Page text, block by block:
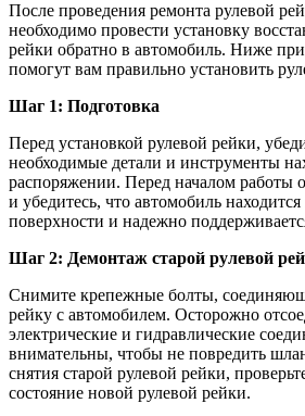
После проведения ремонта рулевой
необходимо провести установку
рейки обратно в автомобиль. Ниже
помогут вам правильно установить
Шаг 1: Подготовка
Перед установкой рулевой рейки,
необходимые детали и инструменты
распоряжении. Перед началом работы
и убедитесь, что автомобиль
поверхности и надежно
Шаг 2: Демонтаж старой рулевой
Снимите крепежные болты,
рейку с автомобилем. Осторожно
электрические и гидравлические
внимательны, чтобы не повредить
снятия старой рулевой рейки,
состояние новой рулевой рейки.